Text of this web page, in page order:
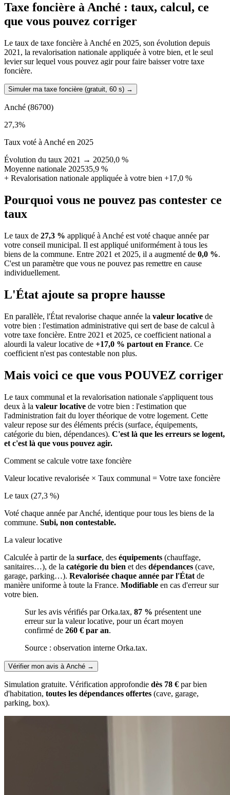
Taxe foncière àAnché : taux, calcul, ce
que vous pouvez corriger
Le taux de taxe foncière à Anché en 2025, son évolution depuis
2021, la revalorisation nationale appliquée à votre bien, et le seul
levier sur lequel vous pouvez agir pour faire baisser votre taxe
foncière.
Simuler ma taxe foncière (gratuit, 60 s) →
Anché (86700)
27,3%
Taux voté à Anché en 2025
Évolution du taux 2021 → 20250,0 %
Moyenne nationale 202535,9 %
+ Revalorisation nationale appliquée à votre bien +17,0 %
Pourquoi vous ne pouvez pas contester ce
taux
Le taux de 27,3 % appliqué à Anché est voté chaque année par
votre conseil municipal. Il est appliqué uniformément à tous les
biens de la commune. Entre 2021 et 2025, il a augmenté de 0,0 %.
C'est un paramètre que vous ne pouvez pas remettre en cause
individuellement.
L'État ajoute sa propre hausse
En parallèle, l'État revalorise chaque année la valeur locative de
votre bien : l'estimation administrative qui sert de base de calcul à
votre taxe foncière. Entre 2021 et 2025, ce coefficient national a
alourdi la valeur locative de +17,0 % partout en France. Ce
coefficient n'est pas contestable non plus.
Mais voici ce que vous POUVEZ corriger
Le taux communal et la revalorisation nationale s'appliquent tous
deux à la valeur locative de votre bien : l'estimation que
l'administration fait du loyer théorique de votre logement. Cette
valeur repose sur des éléments précis (surface, équipements,
catégorie du bien, dépendances). C'est là que les erreurs se logent,
et c'est là que vous pouvez agir.
Comment se calcule votre taxe foncière
Valeur locative revalorisée × Taux communal = Votre taxe foncière
Le taux (27,3 %)
Voté chaque année par Anché, identique pour tous les biens de la
commune. Subi, non contestable.
La valeur locative
Calculée à partir de la surface, des équipements (chauffage,
sanitaires…), de la catégorie du bien et des dépendances (cave,
garage, parking…). Revalorisée chaque année par l'État de
manière uniforme à toute la France. Modifiable en cas d'erreur sur
votre bien.
Sur les avis vérifiés par Orka.tax, 87 % présentent une
erreur sur la valeur locative, pour un écart moyen
confirmé de 260 € par an.
Source : observation interne Orka.tax.
Vérifier mon avis à Anché →
Simulation gratuite. Vérification approfondie dès 78 € par bien
d'habitation, toutes les dépendances offertes (cave, garage,
parking, box).